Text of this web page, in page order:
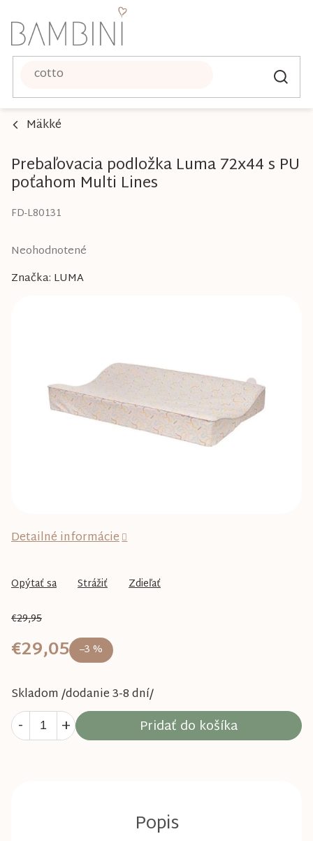
na
obsah
Mäkké
Prebaľovacia podložka Luma 72x44 s PU
poťahom Multi Lines
FD-L80131
Priemerné
produktu
hviezdičiek.
Neohodnotené
Značka: LUMA
€29,95
–3 %
€29,05
Skladom /dodanie 3-8 dní/
Pridať do košíka
Detailné informácie
Opýtať sa Strážiť Zdieľať